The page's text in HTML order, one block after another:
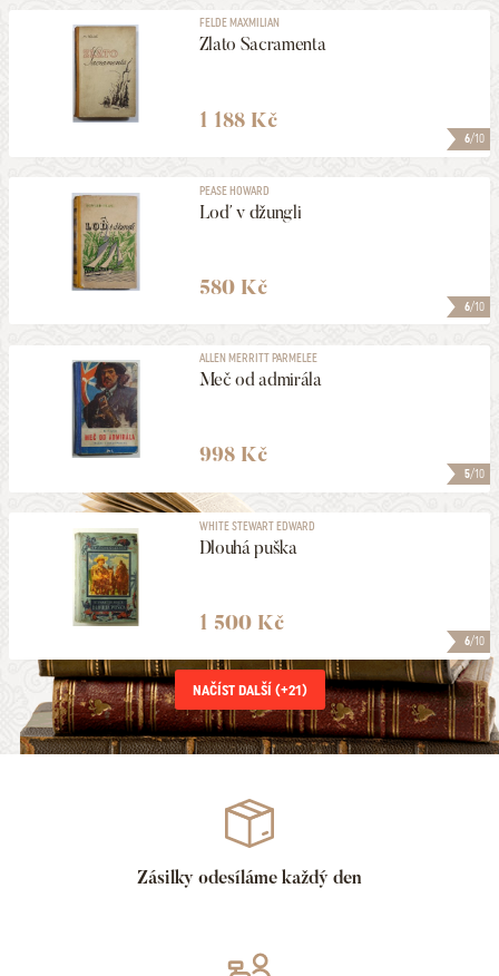
6/10
FELDE MAXMILIAN
Zlato Sacramenta
1 188 Kč
6/10
PEASE HOWARD
Loď v džungli
580 Kč
5/10
ALLEN MERRITT PARMELEE
Meč od admirála
998 Kč
6/10
WHITE STEWART EDWARD
Dlouhá puška
1 500 Kč
NAČÍST DALŠÍ (+21)
Zásilky odesíláme každý den